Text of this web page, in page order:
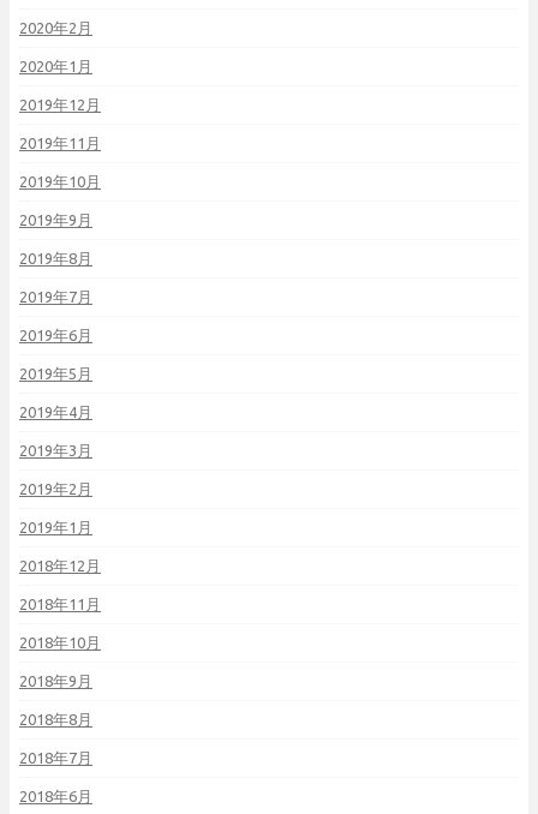
2020年2月
2020年1月
2019年12月
2019年11月
2019年10月
2019年9月
2019年8月
2019年7月
2019年6月
2019年5月
2019年4月
2019年3月
2019年2月
2019年1月
2018年12月
2018年11月
2018年10月
2018年9月
2018年8月
2018年7月
2018年6月